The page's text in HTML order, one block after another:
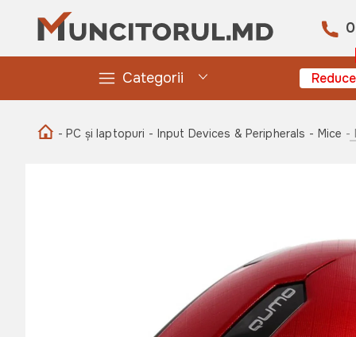
Categorii
- PC și laptopuri - Input Devices & Peripherals - Mice -